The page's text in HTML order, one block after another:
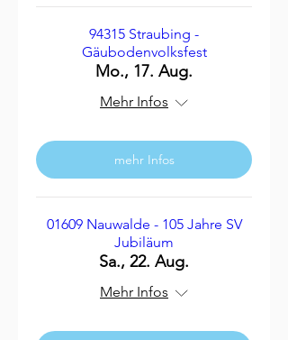
94315 Straubing -
Gäubodenvolksfest
Mo., 17. Aug.
Mehr Infos
mehr Infos
01609 Nauwalde - 105 Jahre SV
Jubiläum
Sa., 22. Aug.
Mehr Infos